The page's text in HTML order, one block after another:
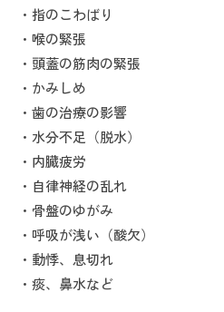
・指のこわばり
・喉の緊張
・頭蓋の筋肉の緊張
・かみしめ
・歯の治療の影響
・水分不足（脱水）
・内臓疲労
・自律神経の乱れ
・骨盤のゆがみ
・呼吸が浅い（酸欠）
・動悸、息切れ
・痰、鼻水など